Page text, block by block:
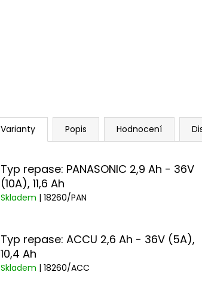
Varianty Popis Hodnocení
Typ repase: PANASONIC 2,9 Ah - 36V
(10A), 11,6 Ah
Skladem | 18260/PAN
Typ repase: ACCU 2,6 Ah - 36V (5A),
10,4 Ah
Skladem | 18260/ACC